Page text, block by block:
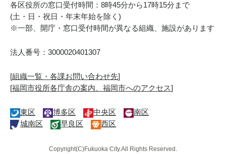
各区役所の窓口受付時間：8時45分から17時15分まで
(土・日・祝日・年末年始を除く)
※一部、開庁・窓口受付時間が異なる組織、施設があります
法人番号：3000020401307
[組織一覧・各課お問い合わせ先]
[福岡市役所各庁舎の案内、福岡市へのアクセス]
東区 博多区 中央区
南区
城南区
早良区 西区
Copyright(C)Fukuoka City.All Rights Reserved.